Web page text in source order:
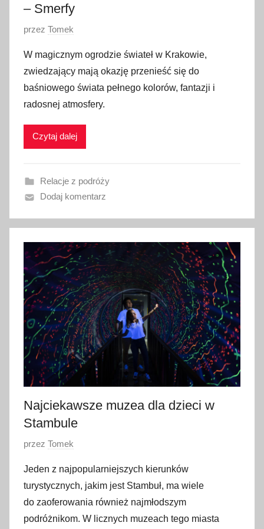
– Smerfy
O
u
b
l
i
w
n
o
6
p
a
ź
d
z
i
e
r
n
a
2
0
3
przez Tomek
W magicznym ogrodzie świateł w Krakowie,
zwiedzający mają okazję przenieść się do
baśniowego świata pełnego kolorów, fantazji i
radosnej atmosfery.
Czytaj dalej
Relacje z podróży
Dodaj komentarz
Najciekawsze muzea dla dzieci w
Stambule
O
u
b
l
i
przez Tomek
Jeden z najpopularniejszych kierunków
turystycznych, jakim jest Stambuł, ma wiele
do zaoferowania również najmłodszym
podróżnikom. W licznych muzeach tego miasta